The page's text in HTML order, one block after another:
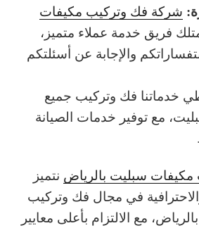
شركة فك وتركيب مكيفات
فريق خدمة عملاء متميز،
والإجابة عن أسئلتكم
خدماتنا فك وتركيب جميع
مع توفير خدمات الصيانة
سبليت بالرياض نتميز
في مجال فك وتركيب
مع الالتزام بأعلى معايير